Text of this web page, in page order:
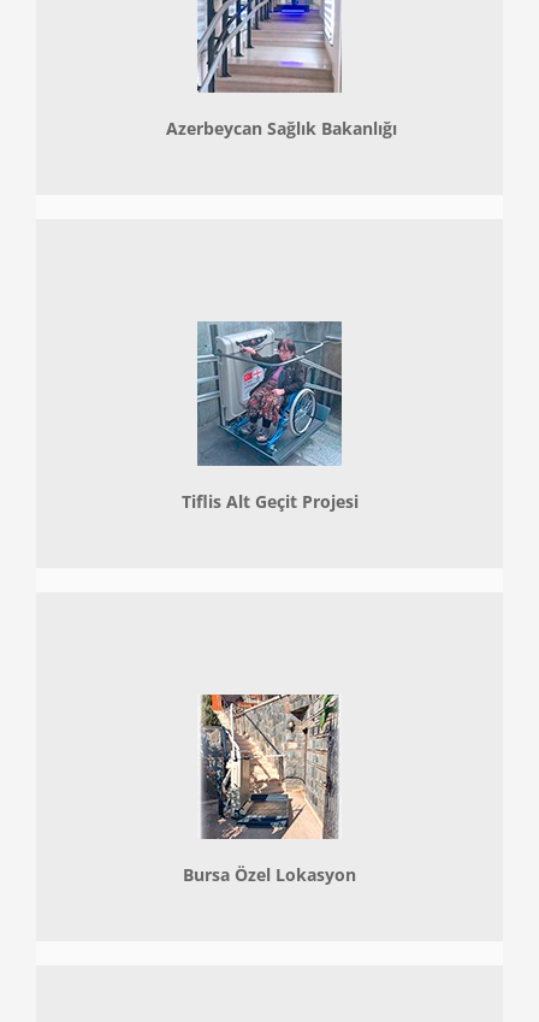
Azerbeycan Sağlık Bakanlığı
Tiflis Alt Geçit Projesi
Bursa Özel Lokasyon